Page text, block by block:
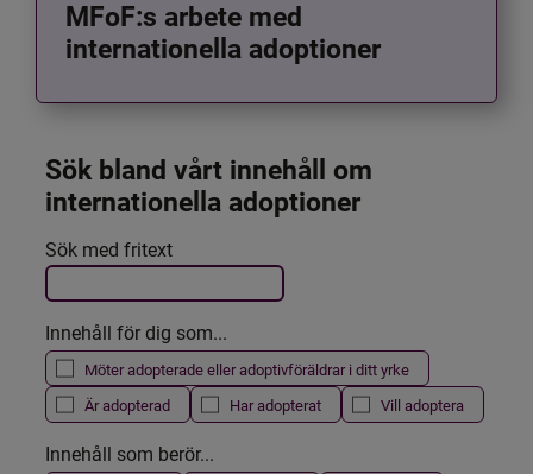
MFoF:s arbete med
internationella adoptioner
Sök bland vårt innehåll om
internationella adoptioner
Filtrera resultatet
Det här formuläret postas automatiskt
Sök med fritext
Innehåll för dig som...
Möter adopterade eller adoptivföräldrar i ditt yrke
Är adopterad
Har adopterat Vill adoptera
Innehåll som berör...